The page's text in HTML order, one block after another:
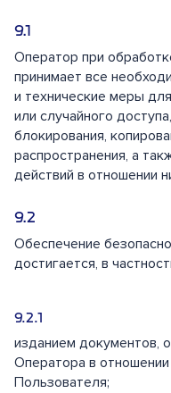
Оператор при
принимает все
и технические меры
или случайного
блокирования,
распространения, а
действий в отношении
Обеспечение
достигается, в
изданием документов,
Оператора в
Пользователя;